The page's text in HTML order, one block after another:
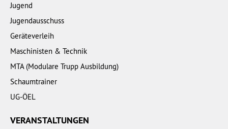
Jugend
Jugendausschuss
Geräteverleih
Maschinisten & Technik
MTA (Modulare Trupp Ausbildung)
Schaumtrainer
UG-ÖEL
VERANSTALTUNGEN